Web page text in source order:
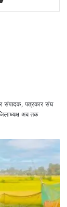
संपादक, पत्रकार संघ
अब तक